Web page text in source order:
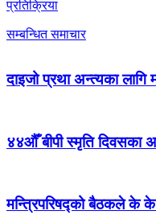
प्रतिक्रिया
सम्बन्धित समाचार
दाइजो प्रथा अन्त्यका लागि
४४औँ बीपी स्मृति दिवसका
मन्त्रिपरिषद्को बैठकले के के